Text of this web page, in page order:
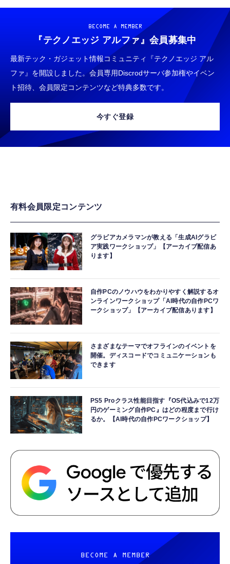
BECOME A MEMBER
『テクノエッジ アルファ』 会員募集中
最新テック・ガジェット情報コミュニティ『テクノエッジ アル
ファ』を開設しました。会員専用Discrodサーバ参加権やイベン
ト招待、会員限定コンテンツなど特典多数です。
今すぐ登録
有料会員限定コンテンツ
グラビアカメラマンが教える「生成AIグラビ
ア実践ワークショップ」【アーカイブ配信あ
ります】
自作PCのノウハウをわかりやすく解説するオ
ンラインワークショップ「AI時代の自作PCワ
ークショップ」【アーカイブ配信あります】
さまざまなテーマでオフラインのイベントを
開催。ディスコードでコミュニケーションも
できます
PS5 Proクラス性能目指す『OS代込みで12万
円のゲーミング自作PC』はどの程度まで行け
るか。【AI時代の自作PCワークショップ】
BECOME A MEMBER